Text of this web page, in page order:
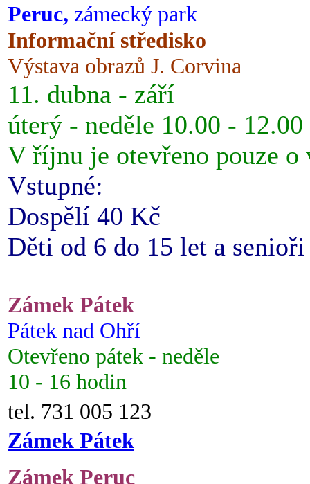
Peruc, zámecký park
Informační středisko
Výstava obrazů J. Corvina
11. dubna - září
úterý - neděle 10.00 -
V říjnu je otevřeno pouze o
Vstupné:
Dospělí 40 Kč
Děti od 6 do 15 let a
Zámek Pátek
Pátek nad Ohří
Otevřeno pátek - neděle
10 - 16 hodin
tel. 731 005 123
Zámek Pátek
Zámek Peruc